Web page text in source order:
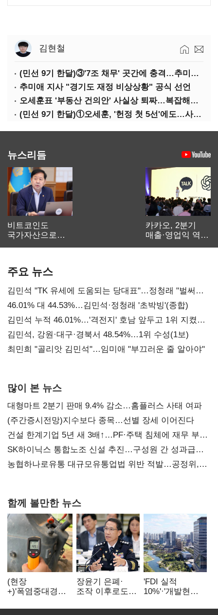
김현철
(민선 9기 한달)③'7조 채무' 곳간에 충격…추미애, 20년만에 '비상재정' 선언 승부수
추미애 지사 "경기도 재정 비상상황" 공식 선언
오세훈표 '부동산 건의안' 사실상 퇴짜…복잡해진 '재개발 31만호' 셈법
(민선 9기 한달)①오세훈, '헌정 첫 5선'에도…사법리스크·여소야대에 발목
뉴스리듬
비트코인도
국가자산으로…'
카카오, 2분기
매출·영업익 역대
주요 뉴스
김민석 "TK 유세에 도움되는 당대표"…정청래 "벌써
대표된 양 당직 배분"
46.01% 대 44.53%…김민석·정청래 '초박빙'(종합)
김민석 누적 46.01%…'격전지' 호남 앞두고 1위 지켰다
(2보)
김민석, 강원·대구·경북서 48.54%…1위 수성(1보)
최민희 "골리앗 김민석"…임미애 "부끄러운 줄 알아야"
많이 본 뉴스
대형마트 2분기 판매 9.4% 감소…홈플러스 사태 여파
(주간증시전망)지수보다 종목…선별 장세 이어진다
건설 한계기업 5년 새 3배↑…PF·주택 침체에 재무 부담
확대
SK하이닉스 통합노조 신설 추진…구성원 간 성과급
불만 확산
농협하나로유통 대규모유통업법 위반 적발…공정위,
함께 볼만한 뉴스
(현장
+)'폭염중대경보'
이주노동자는
장윤기 은폐·
조작 이후로도
내부비위…경찰
'FDI 실적
10%'·'개발현안
인천경제청장